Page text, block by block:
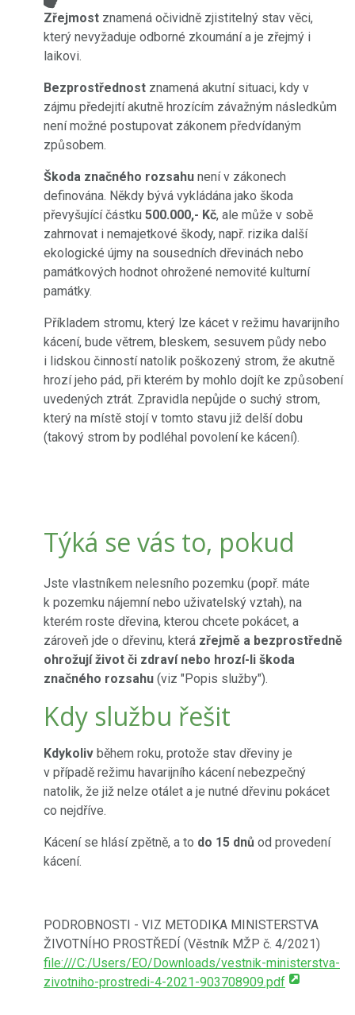
Zřejmost znamená očividně zjistitelný stav věci,
který nevyžaduje odborné zkoumání a je zřejmý i
laikovi.
Bezprostřednost znamená akutní situaci, kdy v
zájmu předejití akutně hrozícím závažným následkům
není možné postupovat zákonem předvídaným
způsobem.
Škoda značného rozsahu není v zákonech
definována. Někdy bývá vykládána jako škoda
převyšující částku 500.000,- Kč, ale může v sobě
zahrnovat i nemajetkové škody, např. rizika další
ekologické újmy na sousedních dřevinách nebo
památkových hodnot ohrožené nemovité kulturní
památky.
Příkladem stromu, který lze kácet v režimu havarijního
kácení, bude větrem, bleskem, sesuvem půdy nebo
i lidskou činností natolik poškozený strom, že akutně
hrozí jeho pád, při kterém by mohlo dojít ke způsobení
uvedených ztrát. Zpravidla nepůjde o suchý strom,
který na místě stojí v tomto stavu již delší dobu
(takový strom by podléhal povolení ke kácení).
Týká se vás to, pokud
Jste vlastníkem nelesního pozemku (popř. máte
k pozemku nájemní nebo uživatelský vztah), na
kterém roste dřevina, kterou chcete pokácet, a
zároveň jde o dřevinu, která zřejmě a bezprostředně
ohrožují život či zdraví nebo hrozí-li škoda
značného rozsahu (viz "Popis služby").
Kdy službu řešit
Kdykoliv během roku, protože stav dřeviny je
v případě režimu havarijního kácení nebezpečný
natolik, že již nelze otálet a je nutné dřevinu pokácet
co nejdříve.
Kácení se hlásí zpětně, a to do 15 dnů od provedení
kácení.
PODROBNOSTI - VIZ METODIKA MINISTERSTVA
ŽIVOTNÍHO PROSTŘEDÍ (Věstník MŽP č. 4/2021)
file:///C:/Users/EO/Downloads/vestnik-ministerstva-
zivotniho-prostredi-4-2021-903708909.pdf